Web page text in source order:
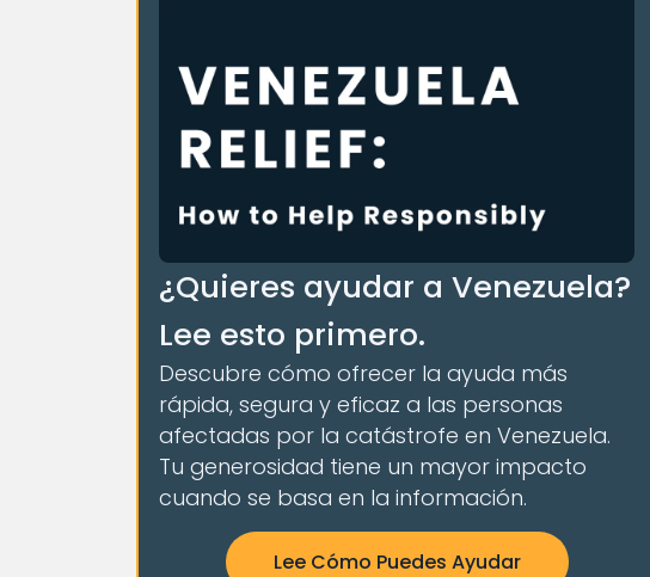
¿Quieres ayudar a Venezuela?
Lee esto primero.
Descubre cómo ofrecer la ayuda más
rápida, segura y eficaz a las personas
afectadas por la catástrofe en Venezuela.
Tu generosidad tiene un mayor impacto
cuando se basa en la información.
Lee Cómo Puedes Ayudar